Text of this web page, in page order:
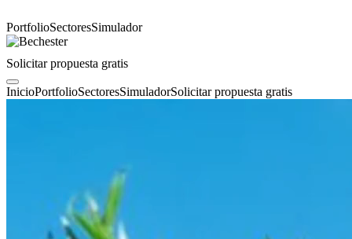
PortfolioSectoresSimulador
Solicitar propuesta gratis
InicioPortfolioSectoresSimuladorSolicitar propuesta gratis